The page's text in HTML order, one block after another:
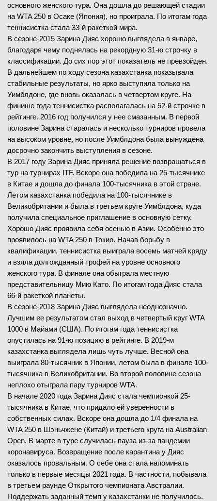
основного женского тура. Она дошла до решающей стадии
на WTA 250 в Осаке (Япония), но проиграла. По итогам года
теннисистка стала 33-й ракеткой мира.
В сезоне-2015 Зарина Дияс хорошо выглядела в январе,
благодаря чему поднялась на рекордную 31-ю строчку в
классификации. До сих пор этот показатель не превзойден.
В дальнейшем по ходу сезона казахстанка показывала
стабильные результаты, но ярко выступила только на
Уимблдоне, где вновь оказалась в четвертом круге. На
финише года теннисистка располагалась на 52-й строчке в
рейтинге. 2016 год получился у нее смазанным. В первой
половине Зарина старалась и несколько турниров провела
на высоком уровне, но после Уимблдона была вынуждена
досрочно закончить выступления в сезоне.
В 2017 году Зарина Дияс приняла решение возвращаться в
тур на турнирах ITF. Вскоре она победила на 25-тысячнике
в Китае и дошла до финала 100-тысячника в этой стране.
Летом казахстанка победила на 100-тысячнике в
Великобритании и была в третьем круге Уимблдона, куда
получила специальное приглашение в основную сетку.
Хорошо Дияс проявила себя осенью в Азии. Особенно это
проявилось на WTA 250 в Токио. Начав борьбу в
квалификации, теннисистка выиграла восемь матчей кряду
и взяла долгожданный трофей на уровне основного
женского тура. В финале она обыграла местную
представительницу Мию Като. По итогам года Дияс стала
66-й ракеткой планеты.
В сезоне-2018 Зарина Дияс выглядела неоднозначно.
Лучшим ее результатом стал выход в четвертый круг WTA
1000 в Майами (США). По итогам года теннисистка
опустилась на 91-ю позицию в рейтинге. В 2019-м
казахстанка выглядела лишь чуть лучше. Весной она
выиграла 80-тысячник в Японии, летом была в финале 100-
тысячника в Великобритании. Во второй половине сезона
неплохо отыграла пару турниров WTA.
В начале 2020 года Зарина Дияс стала чемпионкой 25-
тысячника в Китае, что придало ей уверенности в
собственных силах. Вскоре она дошла до 1/4 финала на
WTA 250 в Шэньчжене (Китай) и третьего круга на Australian
Open. В марте в туре случилась пауза из-за пандемии
коронавируса. Возвращение после карантина у Дияс
оказалось провальным. О себе она стала напоминать
только в первые месяцы 2021 года. В частности, побывала
в третьем раунде Открытого чемпионата Австралии.
Поддержать заданный темп у казахстанки не получилось.